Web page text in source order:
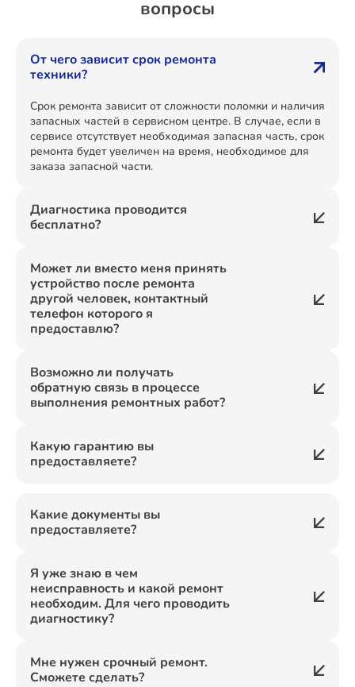
вопросы
От чего зависит срок ремонта
техники?
Срок ремонта зависит от сложности поломки и наличия
запасных частей в сервисном центре. В случае, если в
сервисе отсутствует необходимая запасная часть, срок
ремонта будет увеличен на время, необходимое для
заказа запасной части.
Диагностика проводится
бесплатно?
Может ли вместо меня принять
устройство после ремонта
другой человек, контактный
телефон которого я
предоставлю?
Возможно ли получать
обратную связь в процессе
выполнения ремонтных работ?
Какую гарантию вы
предоставляете?
Какие документы вы
предоставляете?
Я уже знаю в чем
неисправность и какой ремонт
необходим. Для чего проводить
диагностику?
Мне нужен срочный ремонт.
Сможете сделать?